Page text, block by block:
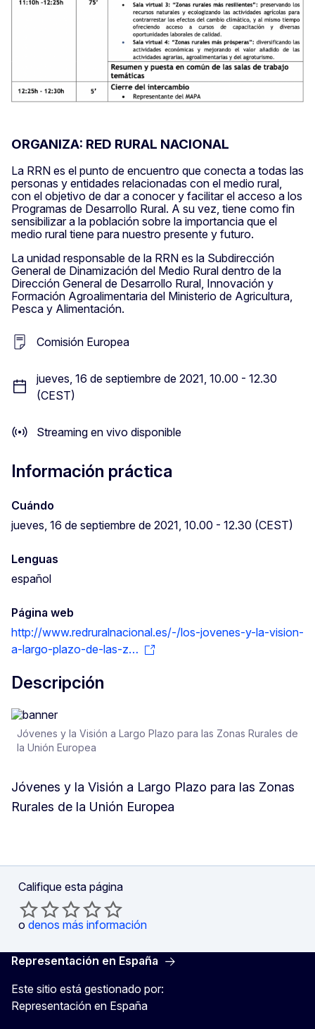
ORGANIZA: RED RURAL NACIONAL
La RRN es el punto de encuentro que conecta a todas las
personas y entidades relacionadas con el medio rural,
con el objetivo de dar a conocer y facilitar el acceso a los
Programas de Desarrollo Rural. A su vez, tiene como fin
sensibilizar a la población sobre la importancia que el
medio rural tiene para nuestro presente y futuro.
La unidad responsable de la RRN es la Subdirección
General de Dinamización del Medio Rural dentro de la
Dirección General de Desarrollo Rural, Innovación y
Formación Agroalimentaria del Ministerio de Agricultura,
Pesca y Alimentación.
Comisión Europea
jueves, 16 de septiembre de 2021, 10.00 - 12.30
(CEST)
Streaming en vivo disponible
Información práctica
Cuándo
jueves, 16 de septiembre de 2021, 10.00 - 12.30 (CEST)
Lenguas
español
Página web
http://www.redruralnacional.es/-/los-jovenes-y-la-vision-
a-largo-plazo-de-las-z…
Descripción
Jóvenes y la Visión a Largo Plazo para las Zonas
Rurales de la Unión Europea
Jóvenes y la Visión a Largo Plazo para las Zonas Rurales de
la Unión Europea
Califique esta página
o denos más información
Representación en España
Este sitio está gestionado por:
Representación en España